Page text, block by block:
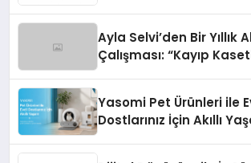
Ayla Selvi’den Bir Yıllık
Çalışması: “Kayıp
Yasomi Pet Ürünleri ile
Dostlarınız İçin Akıllı